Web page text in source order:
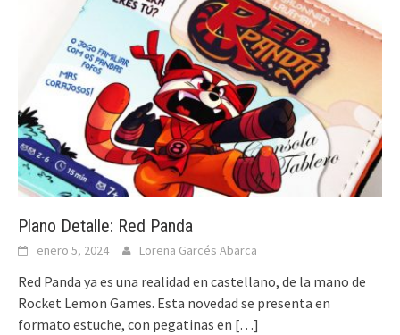
Plano Detalle: Red Panda
enero 5, 2024 Lorena Garcés Abarca
Red Panda ya es una realidad en castellano, de la mano de
Rocket Lemon Games. Esta novedad se presenta en
formato estuche, con pegatinas en […]